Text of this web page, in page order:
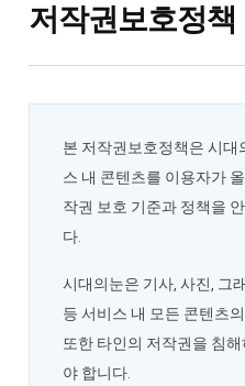
저작권보호정책
본 저작권보호정책은 시대
스 내 콘텐츠를 이용자가
작권 보호 기준과 정책을
다.
시대의눈은 기사, 사진, 그
등 서비스 내 모든 콘텐츠
또한 타인의 저작권을 침
야 합니다.